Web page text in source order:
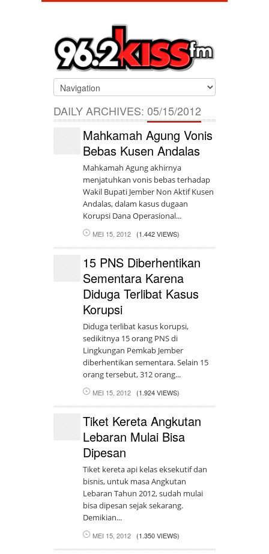
DAILY ARCHIVES: 05/15/2012
Mahkamah Agung Vonis
Bebas Kusen Andalas
Mahkamah Agung akhirnya
menjatuhkan vonis bebas terhadap
Wakil Bupati Jember Non Aktif Kusen
Andalas, dalam kasus dugaan
Korupsi Dana Operasional...
MEI 15, 2012 (1.442 VIEWS)
15 PNS Diberhentikan
Sementara Karena
Diduga Terlibat Kasus
Korupsi
Diduga terlibat kasus korupsi,
sedikitnya 15 orang PNS di
Lingkungan Pemkab Jember
diberhentikan sementara. Selain 15
orang tersebut, 312 orang...
MEI 15, 2012 (1.924 VIEWS)
Tiket Kereta Angkutan
Lebaran Mulai Bisa
Dipesan
Tiket kereta api kelas eksekutif dan
bisnis, untuk masa Angkutan
Lebaran Tahun 2012, sudah mulai
bisa dipesan sejak sekarang.
Demikian...
MEI 15, 2012 (1.350 VIEWS)